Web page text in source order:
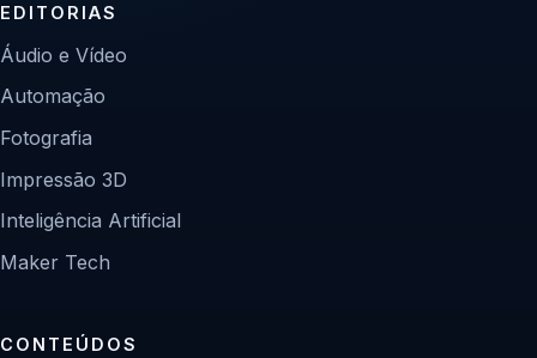
EDITORIAS
Áudio e Vídeo
Automação
Fotografia
Impressão 3D
Inteligência Artificial
Maker Tech
CONTEÚDOS